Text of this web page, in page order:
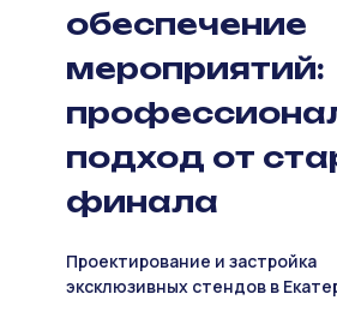
обеспечение
мероприятий:
подход от
финала
Проектирование и застройка
эксклюзивных стендов в